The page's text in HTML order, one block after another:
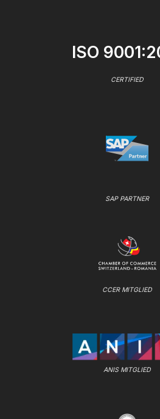
ISO
CERTIFIED
SAP PARTNER
CCER MITGLIED
ANIS MITGLIED